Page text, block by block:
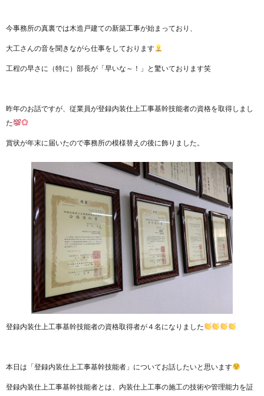
今事務所の真裏では木造戸建ての新築工事が始まっており、
大工さんの音を聞きながら仕事をしております
工程の早さに（特に）部長が「早いな～！」と驚いております笑
昨年のお話ですが、従業員が登録内装仕上工事基幹技能者の資格を取得しまし
た
賞状が年末に届いたので事務所の模様替えの後に飾りました。
登録内装仕上工事基幹技能者の資格取得者が４名になりました
本日は「登録内装仕上工事基幹技能者」についてお話したいと思います
登録内装仕上工事基幹技能者とは、内装仕上工事の施工の技術や管理能力を証